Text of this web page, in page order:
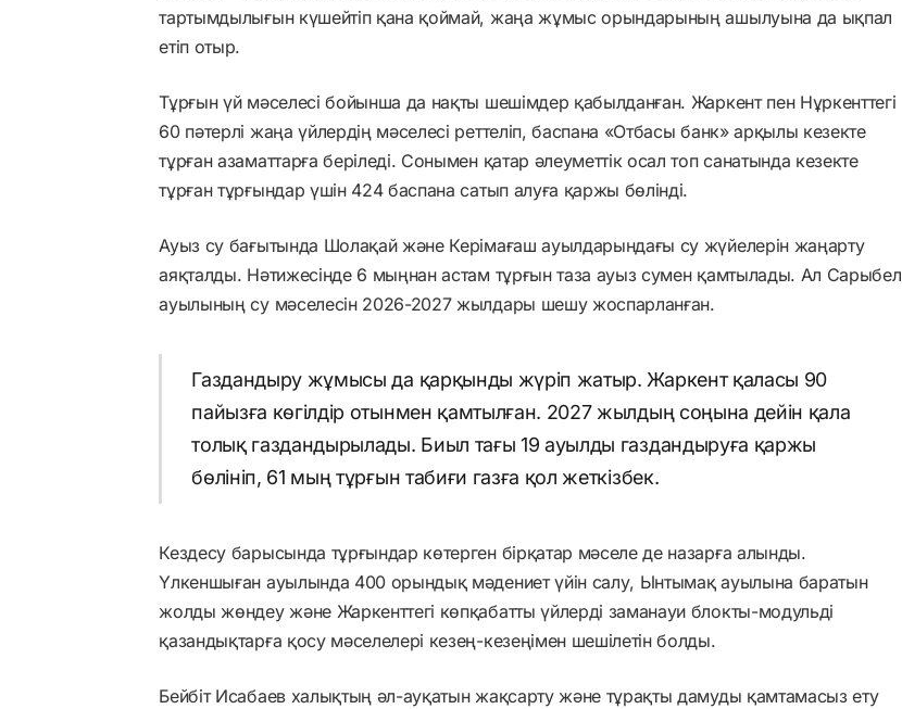
тартымдылығын күшейтіп қана қоймай, жаңа жұмыс орындарының ашылуына да ықпал
етіп отыр.
Тұрғын үй мәселесі бойынша да нақты шешімдер қабылданған. Жаркент пен Нұркенттегі
60 пәтерлі жаңа үйлердің мәселесі реттеліп, баспана «Отбасы банк» арқылы кезекте
тұрған азаматтарға беріледі. Сонымен қатар әлеуметтік осал топ санатында кезекте
тұрған тұрғындар үшін 424 баспана сатып алуға қаржы бөлінді.
Ауыз су бағытында Шолақай және Керімағаш ауылдарындағы су жүйелерін жаңарту
аяқталды. Нәтижесінде 6 мыңнан астам тұрғын таза ауыз сумен қамтылады. Ал Сарыбел
ауылының су мәселесін 2026-2027 жылдары шешу жоспарланған.
Газдандыру жұмысы да қарқынды жүріп жатыр. Жаркент қаласы 90
пайызға көгілдір отынмен қамтылған. 2027 жылдың соңына дейін қала
толық газдандырылады. Биыл тағы 19 ауылды газдандыруға қаржы
бөлініп, 61 мың тұрғын табиғи газға қол жеткізбек.
Кездесу барысында тұрғындар көтерген бірқатар мәселе де назарға алынды.
Үлкеншыған ауылында 400 орындық мәдениет үйін салу, Ынтымақ ауылына баратын
жолды жөндеу және Жаркенттегі көпқабатты үйлерді заманауи блокты-модульді
қазандықтарға қосу мәселелері кезең-кезеңімен шешілетін болды.
Бейбіт Исабаев халықтың әл-ауқатын жақсарту және тұрақты дамуды қамтамасыз ету